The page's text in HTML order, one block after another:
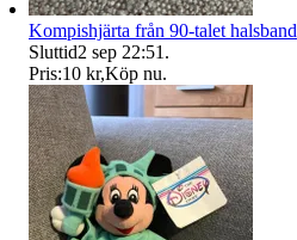
Kompishjärta från 90-talet halsband
Sluttid2 sep 22:51 .
Pris:10 kr,Köp nu.